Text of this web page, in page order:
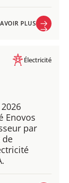
PLUS
Électricité
Enovos
par
de